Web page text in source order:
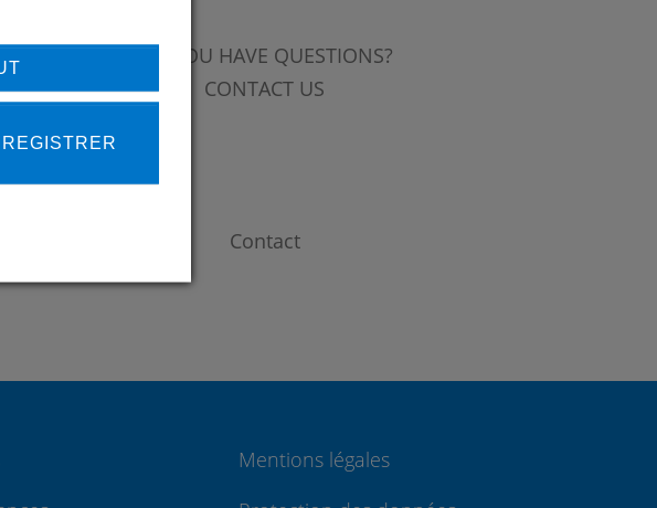
DO YOU HAVE QUESTIONS?
CONTACT US
Contact
Mentions légales